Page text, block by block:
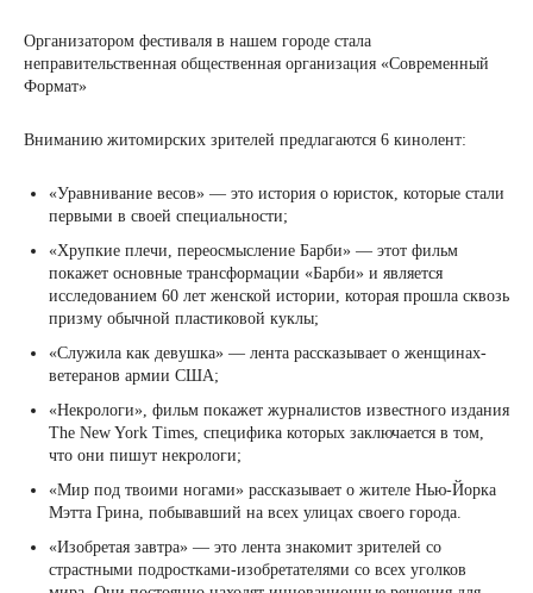
Организатором фестиваля в нашем городе стала
неправительственная общественная организация «Современный
Формат»
Вниманию житомирских зрителей предлагаются 6 кинолент:
«Уравнивание весов» — это история о юристок, которые стали
первыми в своей специальности;
«Хрупкие плечи, переосмысление Барби» — этот фильм
покажет основные трансформации «Барби» и является
исследованием 60 лет женской истории, которая прошла сквозь
призму обычной пластиковой куклы;
«Служила как девушка» — лента рассказывает о женщинах-
ветеранов армии США;
«Некрологи», фильм покажет журналистов известного издания
The New York Times, специфика которых заключается в том,
что они пишут некрологи;
«Мир под твоими ногами» рассказывает о жителе Нью-Йорка
Мэтта Грина, побывавший на всех улицах своего города.
«Изобретая завтра» — это лента знакомит зрителей со
страстными подростками-изобретателями со всех уголков